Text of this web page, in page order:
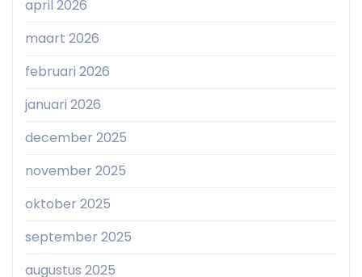
april 2026
maart 2026
februari 2026
januari 2026
december 2025
november 2025
oktober 2025
september 2025
augustus 2025